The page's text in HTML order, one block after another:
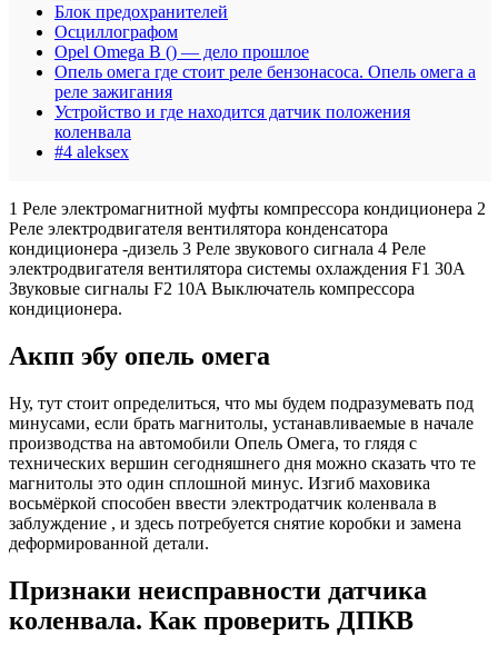
Блок предохранителей
Осциллографом
Opel Omega B () — дело прошлое
Опель омега где стоит реле бензонасоса. Опель омега а
реле зажигания
Устройство и где находится датчик положения
коленвала
#4 aleksex
1 Реле электромагнитной муфты компрессора кондиционера 2
Реле электродвигателя вентилятора конденсатора
кондиционера -дизель 3 Реле звукового сигнала 4 Реле
электродвигателя вентилятора системы охлаждения F1 30A
Звуковые сигналы F2 10A Выключатель компрессора
кондиционера.
Акпп эбу опель омега
Ну, тут стоит определиться, что мы будем подразумевать под
минусами, если брать магнитолы, устанавливаемые в начале
производства на автомобили Опель Омега, то глядя с
технических вершин сегодняшнего дня можно сказать что те
магнитолы это один сплошной минус. Изгиб маховика
восьмёркой способен ввести электродатчик коленвала в
заблуждение , и здесь потребуется снятие коробки и замена
деформированной детали.
Признаки неисправности датчика
коленвала. Как проверить ДПКВ